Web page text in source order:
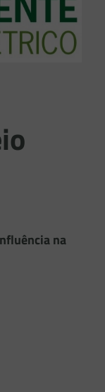
na